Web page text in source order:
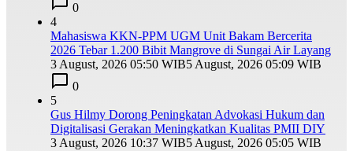
0
4
Mahasiswa KKN-PPM UGM Unit Bakam Bercerita
2026 Tebar 1.200 Bibit Mangrove di Sungai Air Layang
3 August, 2026 05:50 WIB5 August, 2026 05:09 WIB
0
5
Gus Hilmy Dorong Peningkatan Advokasi Hukum dan
Digitalisasi Gerakan Meningkatkan Kualitas PMII DIY
3 August, 2026 10:37 WIB5 August, 2026 05:05 WIB